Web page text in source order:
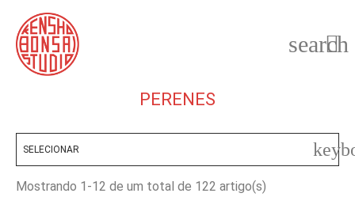

search
PERENES
SELECIONAR
Mostrando 1-12 de um total de 122 artigo(s)